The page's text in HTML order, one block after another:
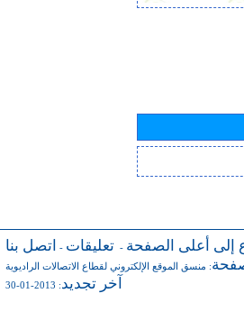
إلى أعلى الصفحة - تعليقات - اتصل بنا
: منسق الموقع الإلكتروني لقطاع الاتصالات الراديوية
آخر تجديد: 2013-01-30